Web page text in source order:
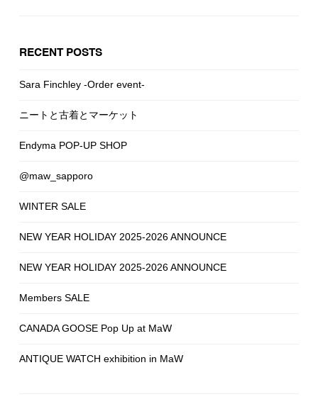
RECENT POSTS
Sara Finchley -Order event-
ニートと古着とマーケット
Endyma POP-UP SHOP
@maw_sapporo
WINTER SALE
NEW YEAR HOLIDAY 2025-2026 ANNOUNCE
NEW YEAR HOLIDAY 2025-2026 ANNOUNCE
Members SALE
CANADA GOOSE Pop Up at MaW
ANTIQUE WATCH exhibition in MaW